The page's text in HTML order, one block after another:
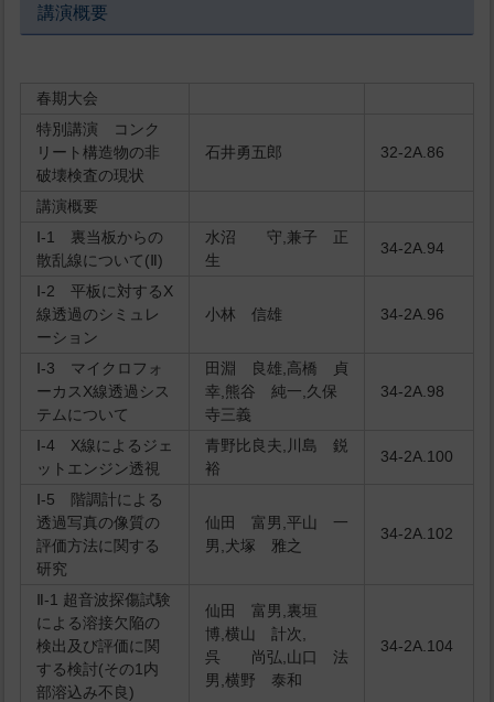
講演概要
春期大会
特別講演 コンク
リート構造物の非
破壊検査の現状
石井勇五郎 32-2A.86
講演概要
Ⅰ-1 裏当板からの
散乱線について(Ⅱ)
水沼 守,兼子 正
生
34-2A.94
Ⅰ-2 平板に対するX
線透過のシミュレ
ーション
小林 信雄 34-2A.96
Ⅰ-3 マイクロフォ
ーカスX線透過シス
テムについて
田淵 良雄,高橋 貞
幸,熊谷 純一,久保
寺三義
34-2A.98
Ⅰ-4 X線によるジェ
ットエンジン透視
青野比良夫,川島 鋭
裕
34-2A.100
Ⅰ-5 階調計による
透過写真の像質の
評価方法に関する
研究
仙田 富男,平山 一
男,犬塚 雅之
34-2A.102
Ⅱ-1 超音波探傷試験
による溶接欠陥の
検出及び評価に関
する検討(その1内
部溶込み不良)
仙田 富男,裏垣
博,横山 計次,
呉 尚弘,山口 法
男,横野 泰和
34-2A.104